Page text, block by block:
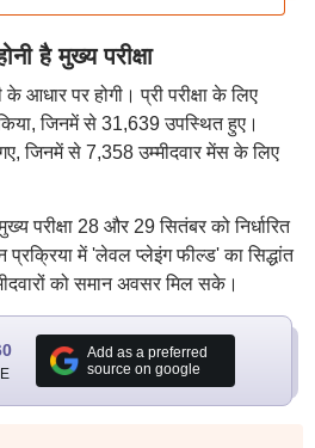
है मुख्य परीक्षा
आधार पर होगी। प्री परीक्षा के लिए
जिनमें से 31,639 उपस्थित हुए।
जिनमें से 7,358 उम्मीदवार मेंस के लिए
परीक्षा 28 और 29 सितंबर को निर्धारित
में 'लेवल प्लेइंग फील्ड' का सिद्धांत
को समान अवसर मिल सके।
Add as a preferred
source on google